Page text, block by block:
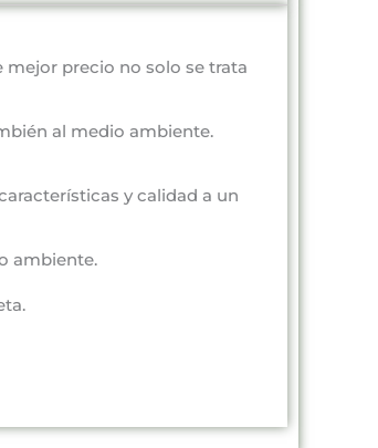
mejor precio no solo se trata
al medio ambiente.
y calidad a un
ambiente.